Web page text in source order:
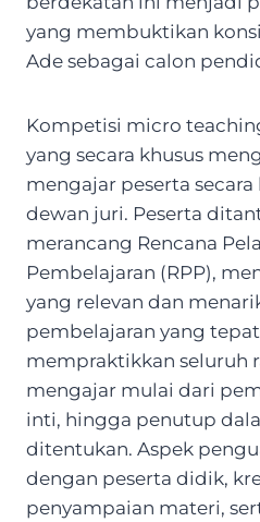
yang membuktikan
Ade sebagai calon
Kompetisi micro
yang secara khusus
mengajar peserta
dewan juri. Peserta
merancang Rencana
Pembelajaran (RPP),
yang relevan dan
pembelajaran yang
mempraktikkan seluruh
mengajar mulai dari
inti, hingga penutup
ditentukan. Aspek
dengan peserta didik,
penyampaian materi,